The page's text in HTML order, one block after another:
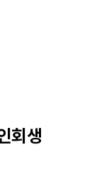
한 오
가치라고 이해하시면 됩니
회생